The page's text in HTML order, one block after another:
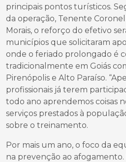
principais pontos turísticos.
da operação, Tenente
Morais, o reforço do efetivo
municípios que solicitaram
onde o feriado prolongado é
tradicionalmente em Goiás
Pirenópolis e Alto Paraíso.
profissionais já terem
todo ano aprendemos coisas
serviços prestados à
sobre o treinamento.
Por mais um ano, o foco da
na prevenção ao afogamento.